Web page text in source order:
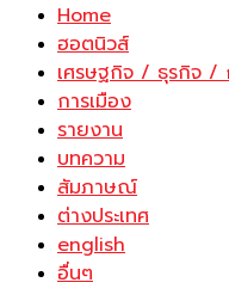
Home
ฮอตนิวส์
เศรษฐกิจ / ธุรกิจ /
การเมือง
รายงาน
บทความ
สัมภาษณ์
ต่างประเทศ
english
อื่นๆ